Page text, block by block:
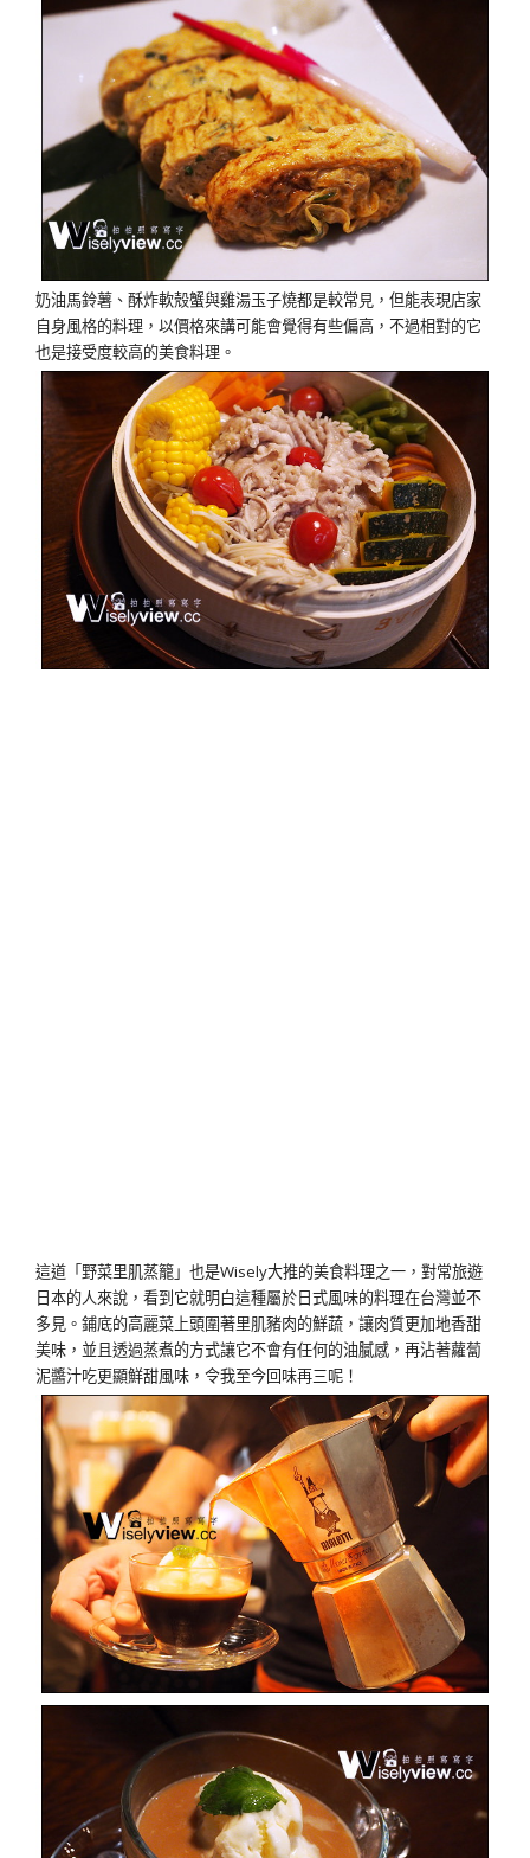
奶油馬鈴薯、酥炸軟殼蟹與雞湯玉子燒都是較常見，但能表現店家
自身風格的料理，以價格來講可能會覺得有些偏高，不過相對的它
也是接受度較高的美食料理。
這道「野菜里肌蒸籠」也是Wisely大推的美食料理之一，對常旅遊
日本的人來說，看到它就明白這種屬於日式風味的料理在台灣並不
多見。鋪底的高麗菜上頭圍著里肌豬肉的鮮蔬，讓肉質更加地香甜
美味，並且透過蒸煮的方式讓它不會有任何的油膩感，再沾著蘿蔔
泥醬汁吃更顯鮮甜風味，令我至今回味再三呢！